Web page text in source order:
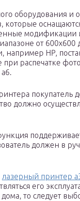
оборудования и
которые
модификации
от
HP,
распечатке
покупатель
должно
должен в
лазерный принтер
его
то следует